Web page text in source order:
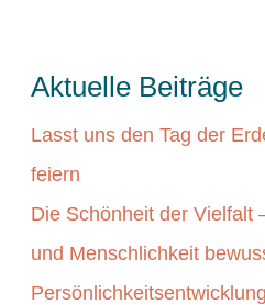
Aktuelle Beiträge
Lasst uns den Tag der
feiern
Die Schönheit der Vielfalt
und Menschlichkeit